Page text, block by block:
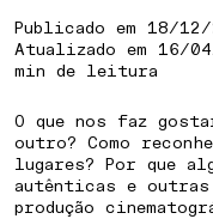
Publicado em 18/12/
Atualizado em 16/
min de leitura
O que nos faz
outro? Como
lugares? Por que
autênticas e outras
produção